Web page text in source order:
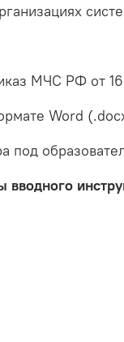
МЧС РФ от
Word
под
вводного